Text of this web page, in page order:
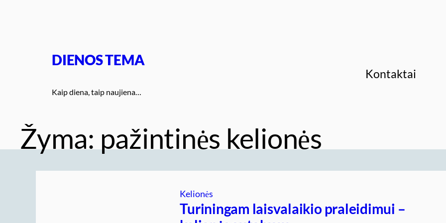
DIENOS TEMA
Kaip diena, taip naujiena…
Kontaktai
Žyma: pažintinės kelionės
Kelionės
Turiningam laisvalaikio praleidimui –